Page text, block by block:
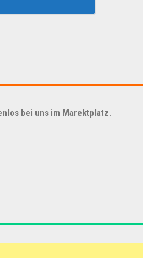
bei uns im Marektplatz.